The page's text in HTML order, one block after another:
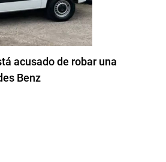
acusado de robar una
Benz